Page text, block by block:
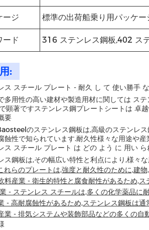
ージ 標準の出荷船乗り用パッケー
ード 316 ステンレス鋼板,402 ス
:
ス スチール プレート - 耐久 し て 使い勝手
多用性の高い建材や製造用材に関しては ス
顕著ですステンレス鋼プレートシートは 卓
要
のステンレス鋼板は,高級のステンレ
蝕性で知られています.耐久性様々な用途や産
ス スチール プレート は どの よう に 用い
ス鋼板は,その幅広い特性と利点により,様々
れらのプレートは,強度と耐久性のために,建
料産業 - 衛生的特性と腐食耐性があるため,
- ステンレス スチールは,多くの化学薬品に
- 高耐腐蝕性があるため,ステンレス鋼板は
業 - 排気システムや装飾部品などの多くの